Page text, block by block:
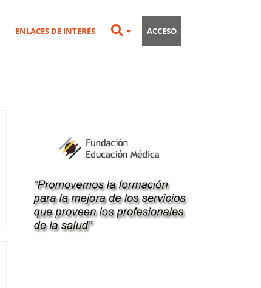
ENLACES DE INTERÉS ACCESO